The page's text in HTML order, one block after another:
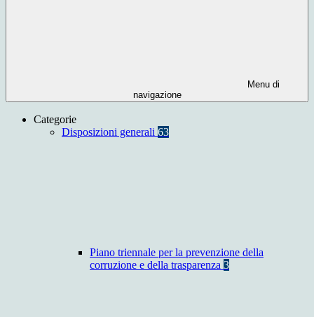
Menu di
navigazione
Categorie
Disposizioni generali 63
Piano triennale per la prevenzione della
corruzione e della trasparenza 3